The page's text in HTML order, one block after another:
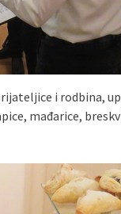
i rodbina,
mađarice,